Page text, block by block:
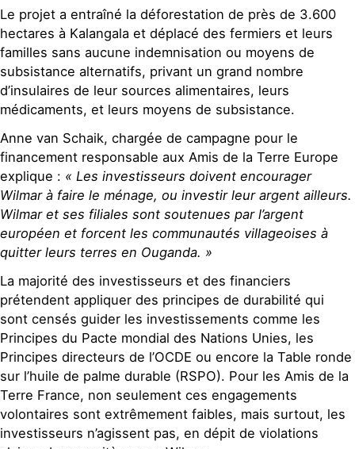
Le projet a entraîné la déforestation de près de 3.600
hectares à Kalangala et déplacé des fermiers et leurs
familles sans aucune indemnisation ou moyens de
subsistance alternatifs, privant un grand nombre
d’insulaires de leur sources alimentaires, leurs
médicaments, et leurs moyens de subsistance.
Anne van Schaik, chargée de campagne pour le
financement responsable aux Amis de la Terre Europe
explique : « Les investisseurs doivent encourager
Wilmar à faire le ménage, ou investir leur argent ailleurs.
Wilmar et ses filiales sont soutenues par l’argent
européen et forcent les communautés villageoises à
quitter leurs terres en Ouganda. »
La majorité des investisseurs et des financiers
prétendent appliquer des principes de durabilité qui
sont censés guider les investissements comme les
Principes du Pacte mondial des Nations Unies, les
Principes directeurs de l’OCDE ou encore la Table ronde
sur l’huile de palme durable (RSPO). Pour les Amis de la
Terre France, non seulement ces engagements
volontaires sont extrêmement faibles, mais surtout, les
investisseurs n’agissent pas, en dépit de violations